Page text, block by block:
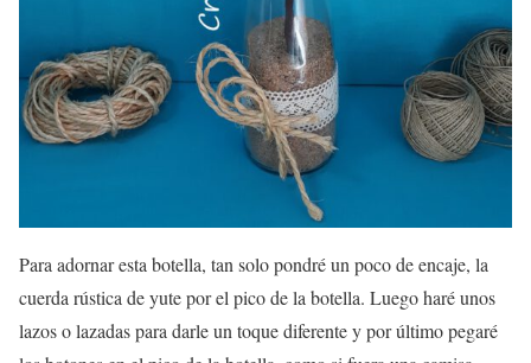
Para adornar esta botella, tan solo pondré un poco de encaje, la
cuerda rústica de yute por el pico de la botella. Luego haré unos
lazos o lazadas para darle un toque diferente y por último pegaré